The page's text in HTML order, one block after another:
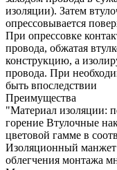
изоляции). Затем
опрессовывается
При опрессовке
провода, обжатая
конструкцию, а
провода. При
быть впоследствии
Преимущества
"Материал изоляции:
горение Втулочные
цветовой гамме в
Изоляционный манжет
облегчения монтажа